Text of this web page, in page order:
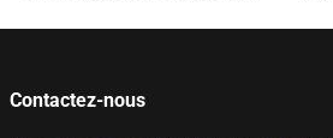
Contactez-nous